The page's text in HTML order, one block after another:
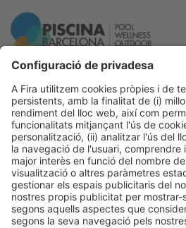
Informació generalAvís legal
Política de